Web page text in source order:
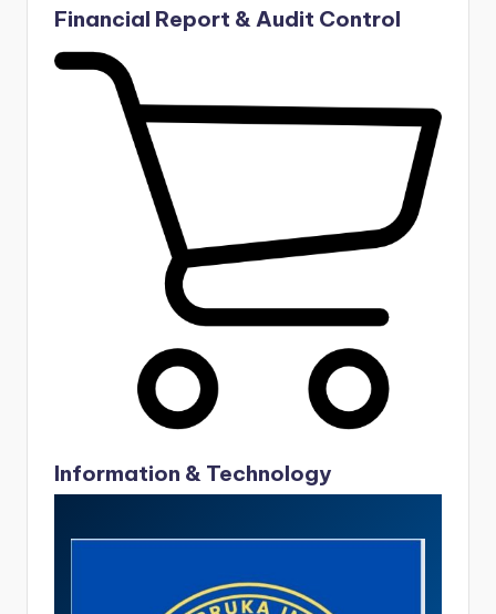
Financial Report & Audit Control
Information & Technology